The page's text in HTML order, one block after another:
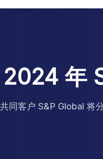
年
共同客户 S&P Global 将